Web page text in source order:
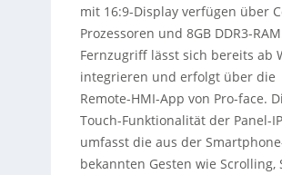
mit 16:9-Display verfügen über
Prozessoren und 8GB DDR3-
Fernzugriff lässt sich bereits ab
integrieren und erfolgt über die
Remote-HMI-App von Pro-face.
Touch-Funktionalität der Panel-
umfasst die aus der
bekannten Gesten wie Scrolling,